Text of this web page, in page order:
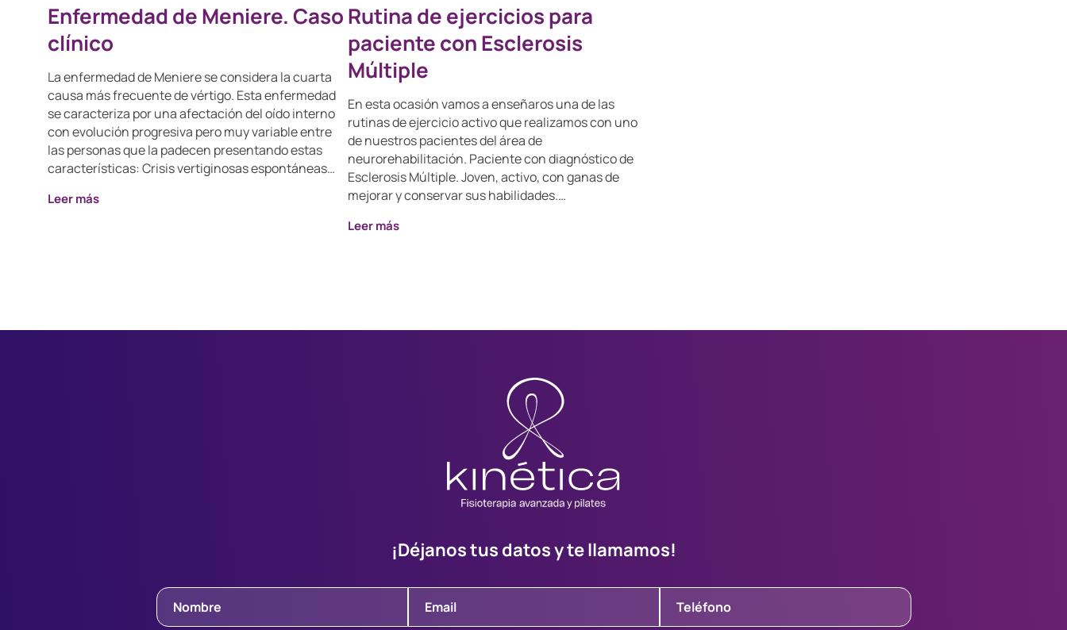
Enfermedad de Meniere. Caso
clínico
La enfermedad de Meniere se considera la cuarta
causa más frecuente de vértigo. Esta enfermedad
se caracteriza por una afectación del oído interno
con evolución progresiva pero muy variable entre
las personas que la padecen presentando estas
características: Crisis vertiginosas espontáneas…
Leer más
Rutina de ejercicios para
paciente con Esclerosis
Múltiple
En esta ocasión vamos a enseñaros una de las
rutinas de ejercicio activo que realizamos con uno
de nuestros pacientes del área de
neurorehabilitación. Paciente con diagnóstico de
Esclerosis Múltiple. Joven, activo, con ganas de
mejorar y conservar sus habilidades.…
Leer más
¡Déjanos tus datos y te llamamos!